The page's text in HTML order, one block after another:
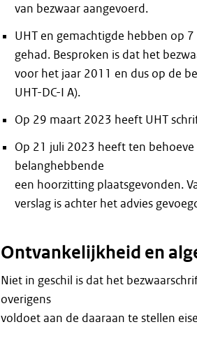
van bezwaar aangevoerd.
UHT en gemachtigde hebben op
gehad. Besproken is dat het
voor het jaar 2011 en dus op de
UHT-DC-I A).
Op 29 maart 2023 heeft UHT
Op 21 juli 2023 heeft ten
belanghebbende
een hoorzitting plaatsgevonden.
verslag is achter het advies
Ontvankelijkheid en
Niet in geschil is dat het
overigens
voldoet aan de daaraan te stellen